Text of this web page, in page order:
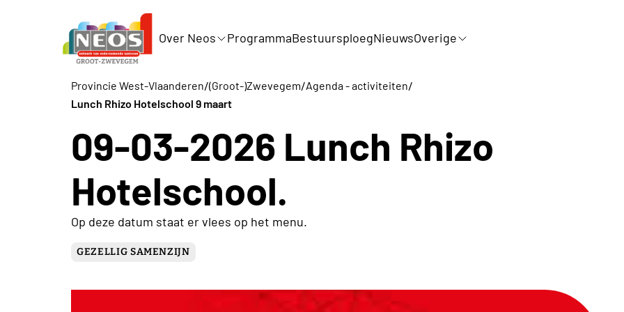
Over Neos ProgrammaBestuursploegNieuwsOverige
Provincie West-Vlaanderen/(Groot-)Zwevegem/Agenda - activiteiten/
Lunch Rhizo Hotelschool 9 maart
09-03-2026 Lunch Rhizo
Hotelschool.
Op deze datum staat er vlees op het menu.
GEZELLIG SAMENZIJN